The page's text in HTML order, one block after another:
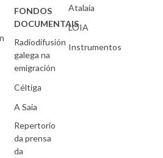
FONDOS
DOCUMENTAIS
Radiodifusión
galega na
emigración
Céltiga
A Saia
Repertorio
da prensa
da
Atalaia
LOIA
Instrumentos